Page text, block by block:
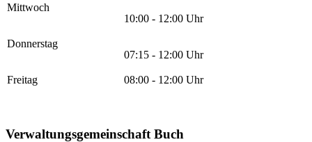
Mittwoch
10:00 - 12:00 Uhr
Donnerstag
07:15 - 12:00 Uhr
Freitag 08:00 - 12:00 Uhr
Verwaltungsgemeinschaft Buch